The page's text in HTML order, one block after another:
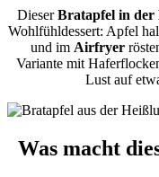
DieserBratapfel in der
Wohlfühldessert: Apfel
und im Airfryer
Variante mit
Lust auf
Was macht